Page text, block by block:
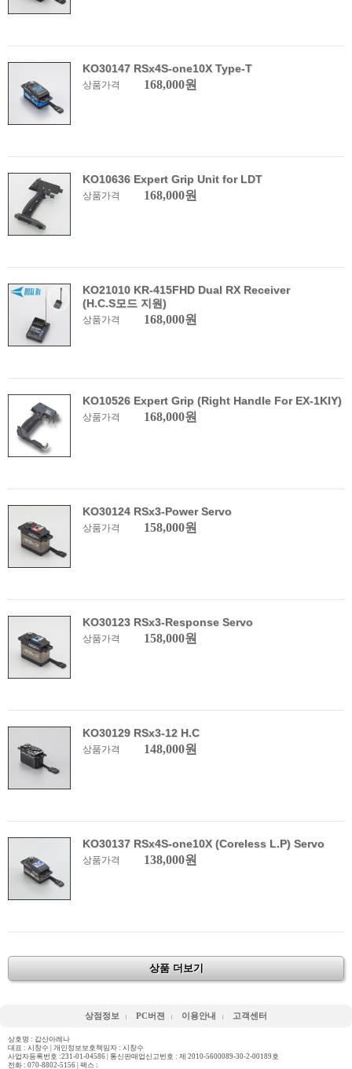
KO30147 RSx4S-one10X Type-T
상품가격 168,000원
KO10636 Expert Grip Unit for LDT
상품가격 168,000원
KO21010 KR-415FHD Dual RX Receiver
(H.C.S모드 지원)
상품가격 168,000원
KO10526 Expert Grip (Right Handle For EX-1KIY)
상품가격 168,000원
KO30124 RSx3-Power Servo
상품가격 158,000원
KO30123 RSx3-Response Servo
상품가격 158,000원
KO30129 RSx3-12 H.C
상품가격 148,000원
KO30137 RSx4S-one10X (Coreless L.P) Servo
상품가격 138,000원
상품 더보기
상점정보 PC버젼 이용안내 고객센터
상호명 : 갑산아레나
대표 : 시창수 | 개인정보보호책임자 : 시창수
사업자등록번호 :231-01-04586 | 통신판매업신고번호 : 제 2010-5600089-30-2-00189호
전화 : 070-8802-5156 | 팩스 :